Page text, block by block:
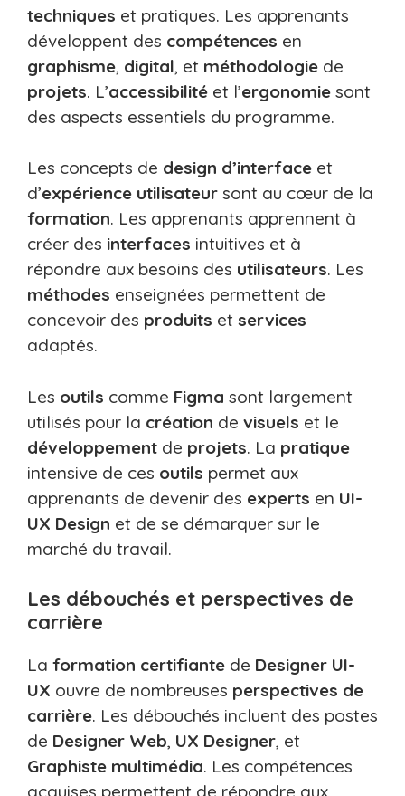
techniques et pratiques. Les apprenants
développent des compétences en
graphisme, digital, et méthodologie de
projets. L’accessibilité et l’ergonomie sont
des aspects essentiels du programme.
Les concepts de design d’interface et
d’expérience utilisateur sont au cœur de la
formation. Les apprenants apprennent à
créer des interfaces intuitives et à
répondre aux besoins des utilisateurs. Les
méthodes enseignées permettent de
concevoir des produits et services
adaptés.
Les outils comme Figma sont largement
utilisés pour la création de visuels et le
développement de projets. La pratique
intensive de ces outils permet aux
apprenants de devenir des experts en UI-
UX Design et de se démarquer sur le
marché du travail.
Les débouchés et perspectives de
carrière
La formation certifiante de Designer UI-
UX ouvre de nombreuses perspectives de
carrière. Les débouchés incluent des postes
de Designer Web, UX Designer, et
Graphiste multimédia. Les compétences
acquises permettent de répondre aux